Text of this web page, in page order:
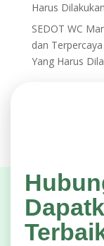
Harus
SEDOT WC
dan Terpercaya
Yang Harus